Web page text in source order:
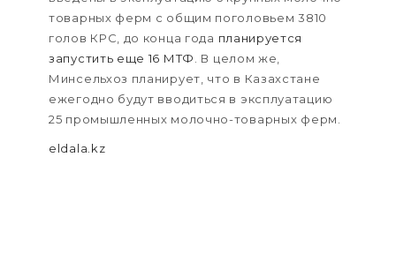
товарных ферм с общим поголовьем 3810
голов КРС, до конца года планируется
запустить еще 16 МТФ
. В целом же,
Минсельхоз планирует, что в Казахстане
ежегодно будут вводиться в эксплуатацию
25 промышленных молочно-товарных ферм.
eldala.kz